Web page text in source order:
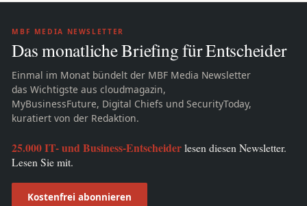
MBF MEDIA NEWSLETTER
Das monatliche Briefing für Entscheider
Einmal im Monat bündelt der MBF Media Newsletter
das Wichtigste aus cloudmagazin,
MyBusinessFuture, Digital Chiefs und SecurityToday,
kuratiert von der Redaktion.
25.000 IT- und Business-Entscheiderlesen diesen Newsletter.
Lesen Sie mit.
Kostenfrei abonnieren